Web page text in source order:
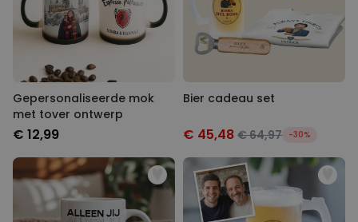
Gepersonaliseerde mok
met tover ontwerp
€ 12,99
Bier cadeau set
€ 45,48 € 64,97 -30%